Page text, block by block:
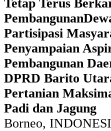
Tetap Terus
Pembangunan
Partisipasi
Penyampaian
Pembangunan
DPRD Barito
Pertanian
Padi dan Jagung
Borneo,